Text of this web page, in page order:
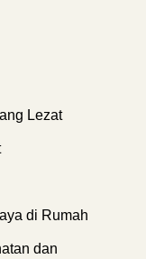
Lezat
di Rumah
dan